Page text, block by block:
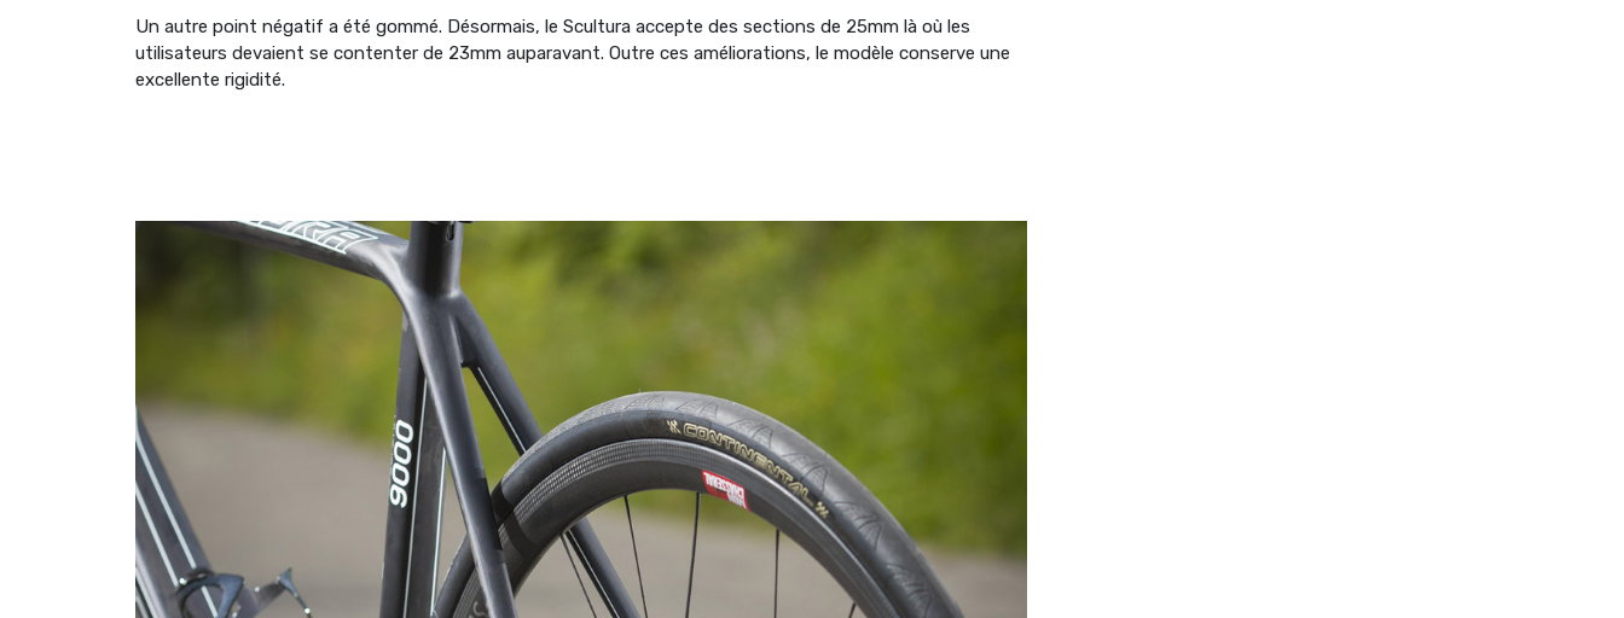
Un autre point négatif a été gommé. Désormais, le Scultura accepte des sections de 25mm là où les
utilisateurs devaient se contenter de 23mm auparavant. Outre ces améliorations, le modèle conserve une
excellente rigidité.